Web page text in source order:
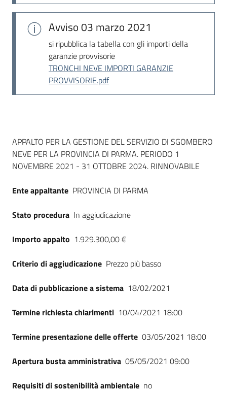
Seguici
Avviso03 marzo 2021
si ripubblica la tabella con gli importi della
garanzie provvisorie
TRONCHI NEVE IMPORTI GARANZIE
PROVVISORIE.pdf
Dati del bando
APPALTO PER LA GESTIONE DEL SERVIZIO DI SGOMBERO
NEVE PER LA PROVINCIA DI PARMA. PERIODO 1
NOVEMBRE 2021 - 31 OTTOBRE 2024. RINNOVABILE
Ente appaltante PROVINCIA DI PARMA
Stato procedura In aggiudicazione
Importo appalto 1.929.300,00 €
Criterio di aggiudicazione Prezzo più basso
Data di pubblicazione a sistema 18/02/2021
Termine richiesta chiarimenti 10/04/2021 18:00
Termine presentazione delle offerte 03/05/2021 18:00
Apertura busta amministrativa 05/05/2021 09:00
Requisiti di sostenibilità ambientale no